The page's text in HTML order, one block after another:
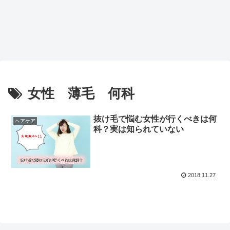
女性 薄毛 何科
ヘアケア
抜け毛で悩む女性が行くべきは何
科？実は知られていない
2018.11.27